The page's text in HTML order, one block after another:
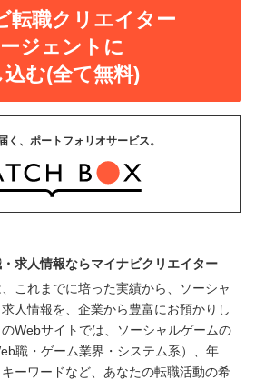
転職クリエイター
ジェントに
込む(全て無料)
く、ポートフォリオサービス。
求人情報ならマイナビクリエイター
これまでに培った実績から、ソーシャ
人情報を、企業から豊富にお預かりし
Webサイトでは、ソーシャルゲームの
職・ゲーム業界・システム系）、年
ーワードなど、あなたの転職活動の希